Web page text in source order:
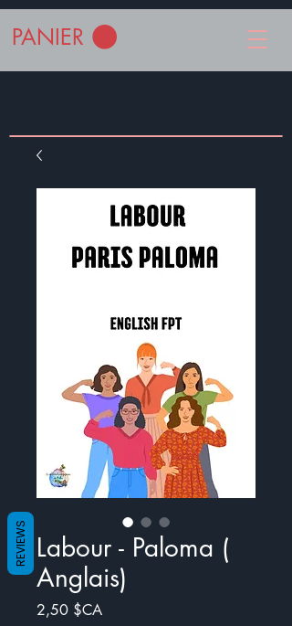
PANIER
Labour - Paloma (
Anglais)
2,50 $CAPrix
REVIEWS